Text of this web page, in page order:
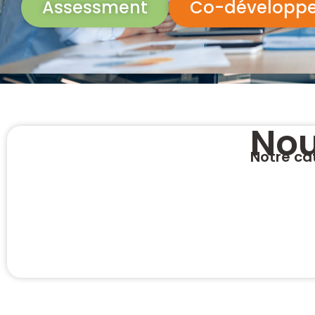
Assessment
Co-
Notre